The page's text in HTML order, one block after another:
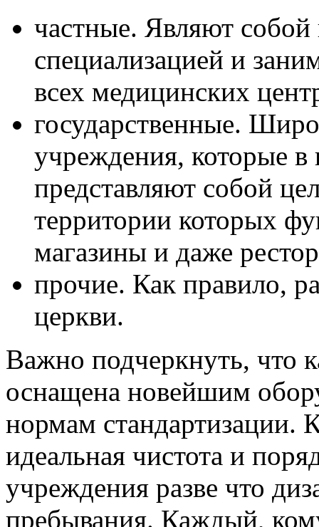
частные. Являют собой
специализацией и
всех медицинских
государственные.
учреждения, которые в
представляют собой
территории которых
магазины и даже
прочие. Как правило,
церкви.
Важно подчеркнуть, что
оснащена новейшим
нормам стандартизации.
идеальная чистота и
учреждения разве что
пребывания. Каждый,